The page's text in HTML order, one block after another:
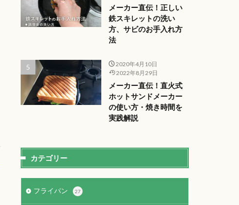
メーカー直伝！正しい
鉄スキレットの洗い
方、サビのお手入れ方
法
2020年4月10日
2022年8月29日
メーカー直伝！直火式
ホットサンドメーカー
の使い方・焼き時間を
実践解説
カテゴリー
フライパン 27